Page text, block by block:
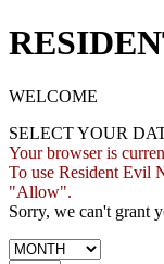
WELCOME
SELECT YOUR
Your browser is
To use Resident Evil
"Allow".
Sorry, we can't grant